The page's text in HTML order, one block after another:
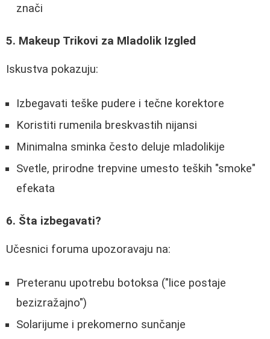
znači
5. Makeup Trikovi za Mladolik Izgled
Iskustva pokazuju:
Izbegavati teške pudere i tečne korektore
Koristiti rumenila breskvastih nijansi
Minimalna sminka često deluje mladolikije
Svetle, prirodne trepvine umesto teških "smoke"
efekata
6. Šta izbegavati?
Učesnici foruma upozoravaju na:
Preteranu upotrebu botoksa ("lice postaje
bezizražajno")
Solarijume i prekomerno sunčanje